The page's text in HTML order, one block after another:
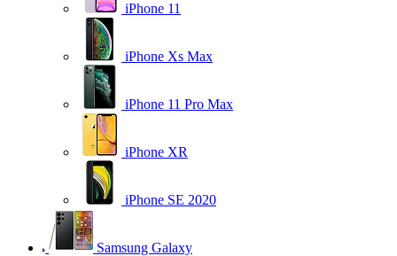
iPhone 11
iPhone Xs Max
iPhone 11 Pro Max
iPhone XR
iPhone SE 2020
Samsung Galaxy